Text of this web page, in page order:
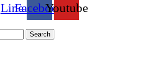
LineFacebookYoutube
Search